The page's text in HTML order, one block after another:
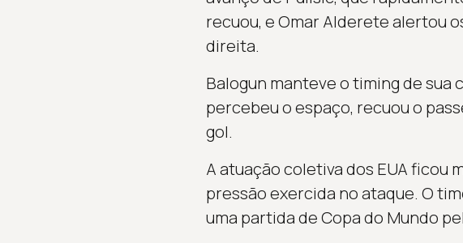
recuou, e Omar Alderete alertou
direita.
Balogun manteve o timing de sua
percebeu o espaço, recuou o
gol.
A atuação coletiva dos EUA ficou
pressão exercida no ataque. O
uma partida de Copa do Mundo